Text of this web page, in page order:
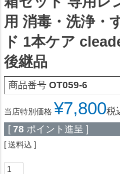
用 消毒・洗浄・
ド 1本ケア
後継品
商品番号 OT059-6
当店特別価格 ¥7,800税
[ 78 ポイント進呈 ]
送料込